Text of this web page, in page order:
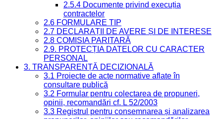
2.5.4 Documente privind execuția
contractelor
2.6 FORMULARE TIP
2.7 DECLARAȚII DE AVERE ȘI DE INTERESE
2.8 COMISIA PARITARĂ
2.9. PROTECȚIA DATELOR CU CARACTER
PERSONAL
3. TRANSPARENȚĂ DECIZIONALĂ
3.1 Proiecte de acte normative aflate în
consultare publică
3.2 Formular pentru colectarea de propuneri,
opinii, recomandări cf. L 52/2003
3.3 Registrul pentru consemnarea și analizarea